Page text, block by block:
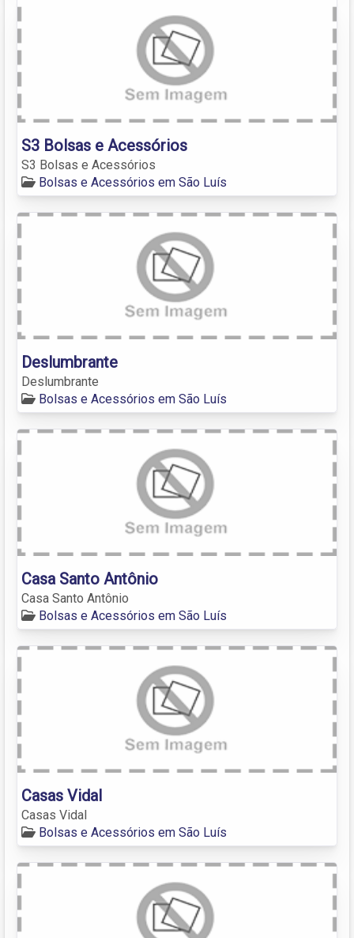
S3 Bolsas e Acessórios
S3 Bolsas e Acessórios
Bolsas e Acessórios em São Luís
Deslumbrante
Deslumbrante
Bolsas e Acessórios em São Luís
Casa Santo Antônio
Casa Santo Antônio
Bolsas e Acessórios em São Luís
Casas Vidal
Casas Vidal
Bolsas e Acessórios em São Luís